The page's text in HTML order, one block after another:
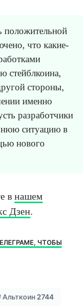
положительной
что какие-
стейблкоина,
стороны,
именно
разработчики
ситуацию в
нового
в нашем
Дзен.
ЧТОБЫ
Альткоин 2744